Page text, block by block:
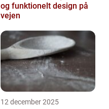
og funktionelt design på
vejen
12 december 2025